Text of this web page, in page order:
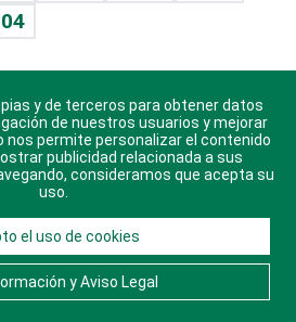
para Android, iOS y
Huawei.
todos los derechos reservados.
Legal. Ponte en Contacto
más sobre Diario Libre
y de terceros para obtener datos
de nuestros usuarios y mejorar
nos permite personalizar el contenido
publicidad relacionada a sus
consideramos que acepta su
uso.
el uso de cookies
y Aviso Legal